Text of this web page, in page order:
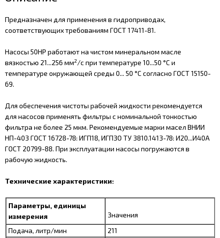
Предназначен для применения в гидроприводах,
соответствующих требованиям ГОСТ 17411-81.
Насосы 50НР работают на чистом минеральном масле
вязкостью 21...256 мм2/с при температуре 10...50 °С и
температуре окружающей среды 0... 50 °С согласно ГОСТ 15150-
69.
Для обеспечения чистоты рабочей жидкости рекомендуется
для насосов применять фильтры с номинальной тонкостью
фильтра не более 25 мкм. Рекомендуемые марки масел ВНИИ
НП-403 ГОСТ 16728-78: ИГП18, ИГПЗО ТУ 3810.1413-78: И20...И40А
ГОСТ 20799-88. При эксплуатации насосы погружаются в
рабочую жидкость.
Технические характеристики:
Параметры, единицы
измерения
Значения
Подача, литр/мин
211